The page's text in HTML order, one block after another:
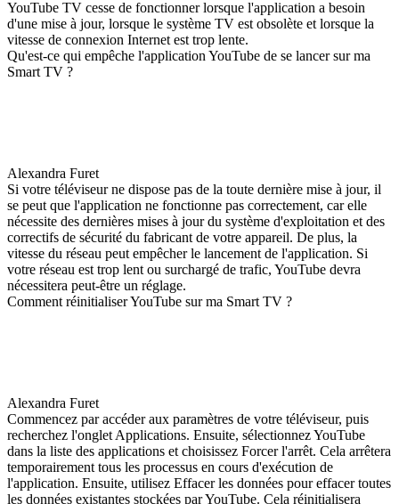
YouTube TV cesse de fonctionner lorsque l'application a besoin
d'une mise à jour, lorsque le système TV est obsolète et lorsque la
vitesse de connexion Internet est trop lente.
Qu'est-ce qui empêche l'application YouTube de se lancer sur ma
Smart TV ?
Alexandra Furet
Si votre téléviseur ne dispose pas de la toute dernière mise à jour, il
se peut que l'application ne fonctionne pas correctement, car elle
nécessite des dernières mises à jour du système d'exploitation et des
correctifs de sécurité du fabricant de votre appareil. De plus, la
vitesse du réseau peut empêcher le lancement de l'application. Si
votre réseau est trop lent ou surchargé de trafic, YouTube devra
nécessitera peut-être un réglage.
Comment réinitialiser YouTube sur ma Smart TV ?
Alexandra Furet
Commencez par accéder aux paramètres de votre téléviseur, puis
recherchez l'onglet Applications. Ensuite, sélectionnez YouTube
dans la liste des applications et choisissez Forcer l'arrêt. Cela arrêtera
temporairement tous les processus en cours d'exécution de
l'application. Ensuite, utilisez Effacer les données pour effacer toutes
les données existantes stockées par YouTube. Cela réinitialisera